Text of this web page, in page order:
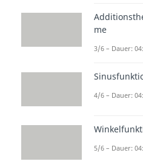
Extrema
me
3/6 – Dauer:
4/6 – Dauer:
5/6 – Dauer: